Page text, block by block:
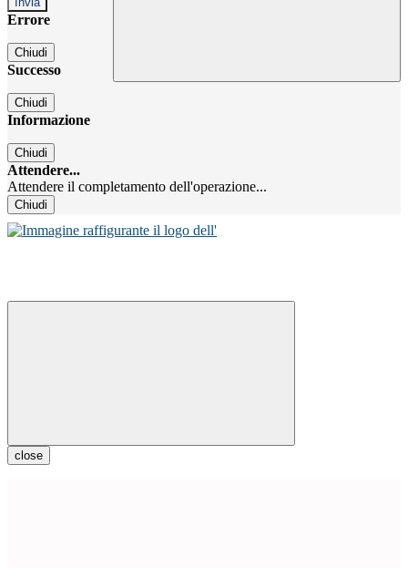
Errore
Chiudi
Successo
Chiudi
Informazione
Chiudi
Attendere...
Attendere il completamento dell'operazione...
Chiudi
close